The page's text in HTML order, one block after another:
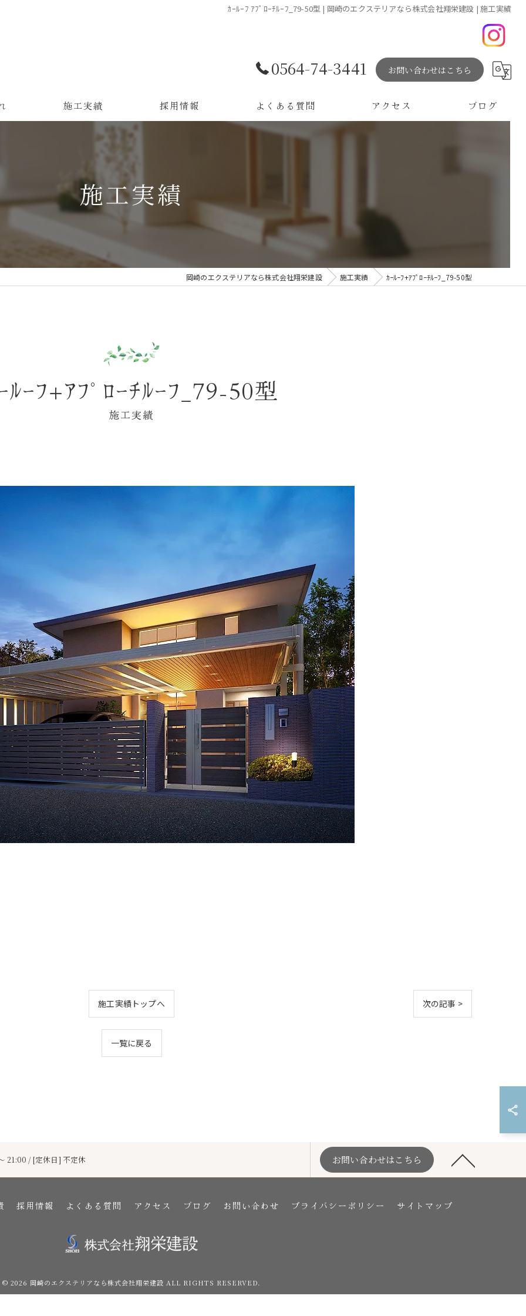
ｶｰﾙｰﾌ ｱﾌﾟﾛｰﾁﾙｰﾌ_79-50型 | 岡崎のエクステリアなら株式会社翔栄建設 | 施工実績
0564-74-3441 お問い合わせはこちら
施工実績 採用情報 よくある質問 アクセス ブログ
施工実績
岡崎のエクステリアなら株式会社翔栄建設 施工実績 ｶｰﾙｰﾌ+ｱﾌﾟﾛｰﾁﾙｰﾌ_79-50型
施工実績
ﾙｰﾌ+ｱﾌﾟﾛｰﾁﾙｰﾌ_79-50型
施工実績トップへ 次の記事 >
一覧に戻る
21:00 / [定休日] 不定休 お問い合わせはこちら
採用情報 よくある質問 アクセス ブログ お問い合わせ プライバシーポリシー サイトマップ
© 2026 岡崎のエクステリアなら株式会社翔栄建設 ALL RIGHTS RESERVED.